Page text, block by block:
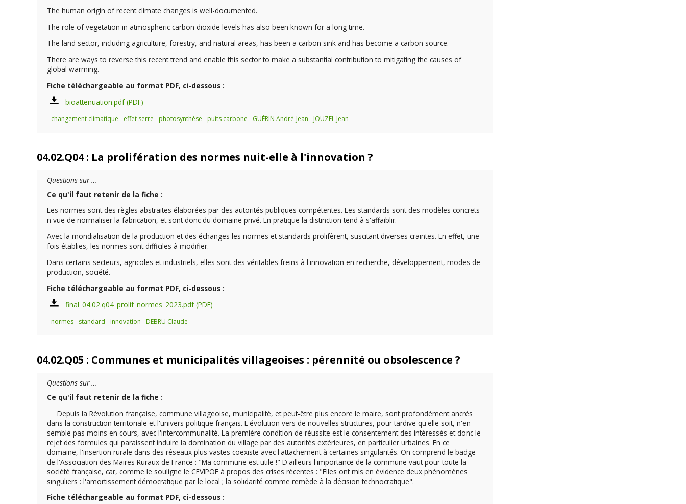
The human origin of recent climate changes is well-documented.
The role of vegetation in atmospheric carbon dioxide levels has also been known for a long time.
The land sector, including agriculture, forestry, and natural areas, has been a carbon sink and has become a carbon source.
There are ways to reverse this recent trend and enable this sector to make a substantial contribution to mitigating the causes of
global warming.
Fiche téléchargeable au format PDF, ci-dessous :
bioattenuation.pdf
changement climatique effet serre photosynthèse puits carbone GUÉRIN André-Jean JOUZEL Jean
04.02.Q04 : La prolifération des normes nuit-elle à l'innovation ?
Questions sur …
Ce qu'il faut retenir de la fiche :
Les normes sont des règles abstraites élaborées par des autorités publiques compétentes. Les standards sont des modèles concrets
n vue de normaliser la fabrication, et sont donc du domaine privé. En pratique la distinction tend à s'affaiblir.
Avec la mondialisation de la production et des échanges les normes et standards prolifèrent, suscitant diverses craintes. En effet, une
fois établies, les normes sont difficiles à modifier.
Dans certains secteurs, agricoles et industriels, elles sont des véritables freins à l'innovation en recherche, développement, modes de
production, société.
Fiche téléchargeable au format PDF, ci-dessous :
final_04.02.q04_prolif_normes_2023.pdf
normes standard innovation DEBRU Claude
04.02.Q05 : Communes et municipalités villageoises : pérennité ou obsolescence ?
Questions sur …
Ce qu'il faut retenir de la fiche :
Depuis la Révolution française, commune villageoise, municipalité, et peut-être plus encore le maire, sont profondément ancrés
dans la construction territoriale et l'univers politique français. L'évolution vers de nouvelles structures, pour tardive qu'elle soit, n'en
semble pas moins en cours, avec l'intercommunalité. La première condition de réussite est le consentement des intéressés et donc le
rejet des formules qui paraissent induire la domination du village par des autorités extérieures, en particulier urbaines. En ce
domaine, l'insertion rurale dans des réseaux plus vastes coexiste avec l'attachement à certaines singularités. On comprend le badge
de l'Association des Maires Ruraux de France : "Ma commune est utile !" D'ailleurs l'importance de la commune vaut pour toute la
société française, car, comme le souligne le CEVIPOF à propos des crises récentes : "Elles ont mis en évidence deux phénomènes
singuliers : l'amortissement démocratique par le local ; la solidarité comme remède à la décision technocratique".
Fiche téléchargeable au format PDF, ci-dessous :